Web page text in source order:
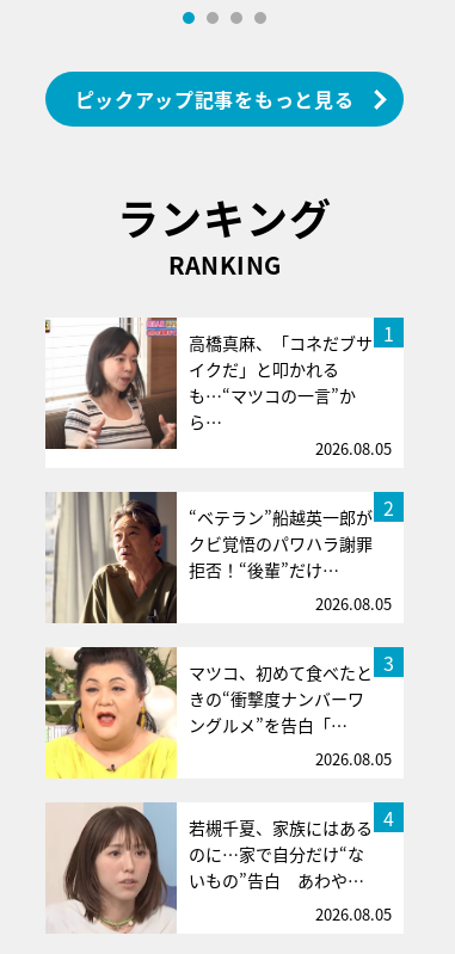
ピックアップ記事をもっと見る
ランキング
RANKING
1
高橋真麻、「コネだブサ
イクだ」と叩かれる
も…“マツコの一言”か
ら…
2026.08.05
2
“ベテラン”船越英一郎が
クビ覚悟のパワハラ謝罪
拒否！“後輩”だけ…
2026.08.05
3
マツコ、初めて食べたと
きの“衝撃度ナンバーワ
ングルメ”を告白「…
2026.08.05
4
若槻千夏、家族にはある
のに…家で自分だけ“な
いもの”告白 あわや…
2026.08.05